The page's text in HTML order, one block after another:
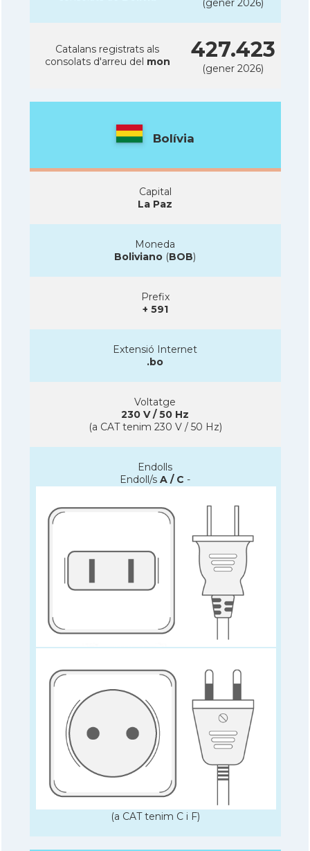
(gener 2026)
Catalans registrats als
consolats d'arreu del mon 427.423
(gener 2026)
Bolívia
Capital
La Paz
Moneda
Boliviano (BOB)
Prefix
+ 591
Extensió Internet
.bo
Voltatge
230 V / 50 Hz
(a CAT tenim 230 V / 50 Hz)
Endolls
Endoll/s A / C -
(a CAT tenim C i F)